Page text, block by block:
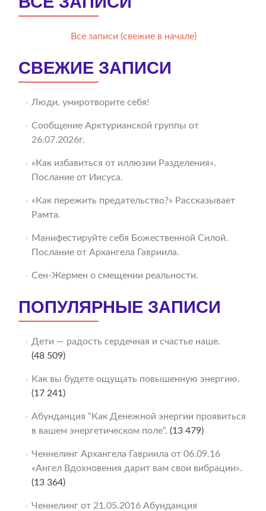
Все записи (свежие в начале)
СВЕЖИЕ ЗАПИСИ
Люди, умиротворите себя!
Сообщение Арктурианской группы от
26.07.2026г.
«Как избавиться от иллюзии Разделения».
Послание от Иисуса.
«Как пережить предательство?» Рассказывает
Рамта.
Манифестируйте себя Божественной Силой.
Послание от Архангела Гавриила.
Сен-Жермен о смещении реальности.
ПОПУЛЯРНЫЕ ЗАПИСИ
Дети — радость сердечная и счастье наше.
(48 509)
Как вы будете ощущать повышенную энергию.
(17 241)
Абунданция “Как Денежной энергии проявиться
в вашем энергетическом поле“. (13 479)
Ченнелинг Архангела Гавриила от 06.09.16
«Ангел Вдохновения дарит вам свои вибрации».
(13 364)
Ченнелинг от 21.05.2016 Абунданция